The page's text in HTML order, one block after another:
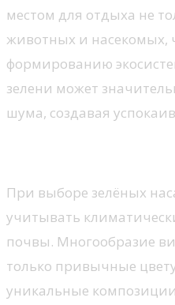
местом для отдыха не
животных и насекомых,
формированию
зелени может
шума, создавая
При выборе зелёных
учитывать
почвы. Многообразие
только привычные
уникальные